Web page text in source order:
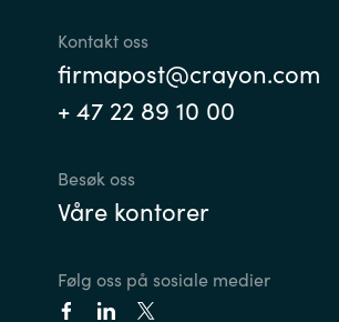
Kontakt oss
firmapost@crayon.com
+ 47 22 89 10 00
Besøk oss
Våre kontorer
Følg oss på sosiale medier